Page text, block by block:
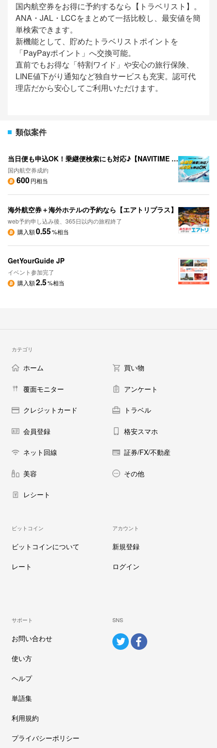
国内航空券をお得に予約するなら【トラベリスト】。
ANA・JAL・LCCをまとめて一括比較し、最安値を簡
単検索できます。
新機能として、貯めたトラベリストポイントを
「PayPayポイント」へ交換可能。
直前でもお得な「特割ワイド」や安心の旅行保険、
LINE値下がり通知など独自サービスも充実。認可代
理店だから安心してご利用いただけます。
類似案件
当日便も申込OK！乗継便検索にも対応♪【NAVITIME Travel】
国内航空券成約
600円相当
海外航空券＋海外ホテルの予約なら【エアトリプラス】
web予約申し込み後、365日以内の旅程終了
購入額0.55%相当
GetYourGuide JP
イベント参加完了
購入額2.5%相当
カテゴリ
ホーム 買い物
覆面モニター アンケート
クレジットカード トラベル
会員登録 格安スマホ
ネット回線 証券/FX/不動産
美容 その他
レシート
ビットコイン
ビットコインについて
レート
アカウント
新規登録
ログイン
サポート
お問い合わせ
使い方
ヘルプ
単語集
利用規約
プライバシーポリシー
SNS